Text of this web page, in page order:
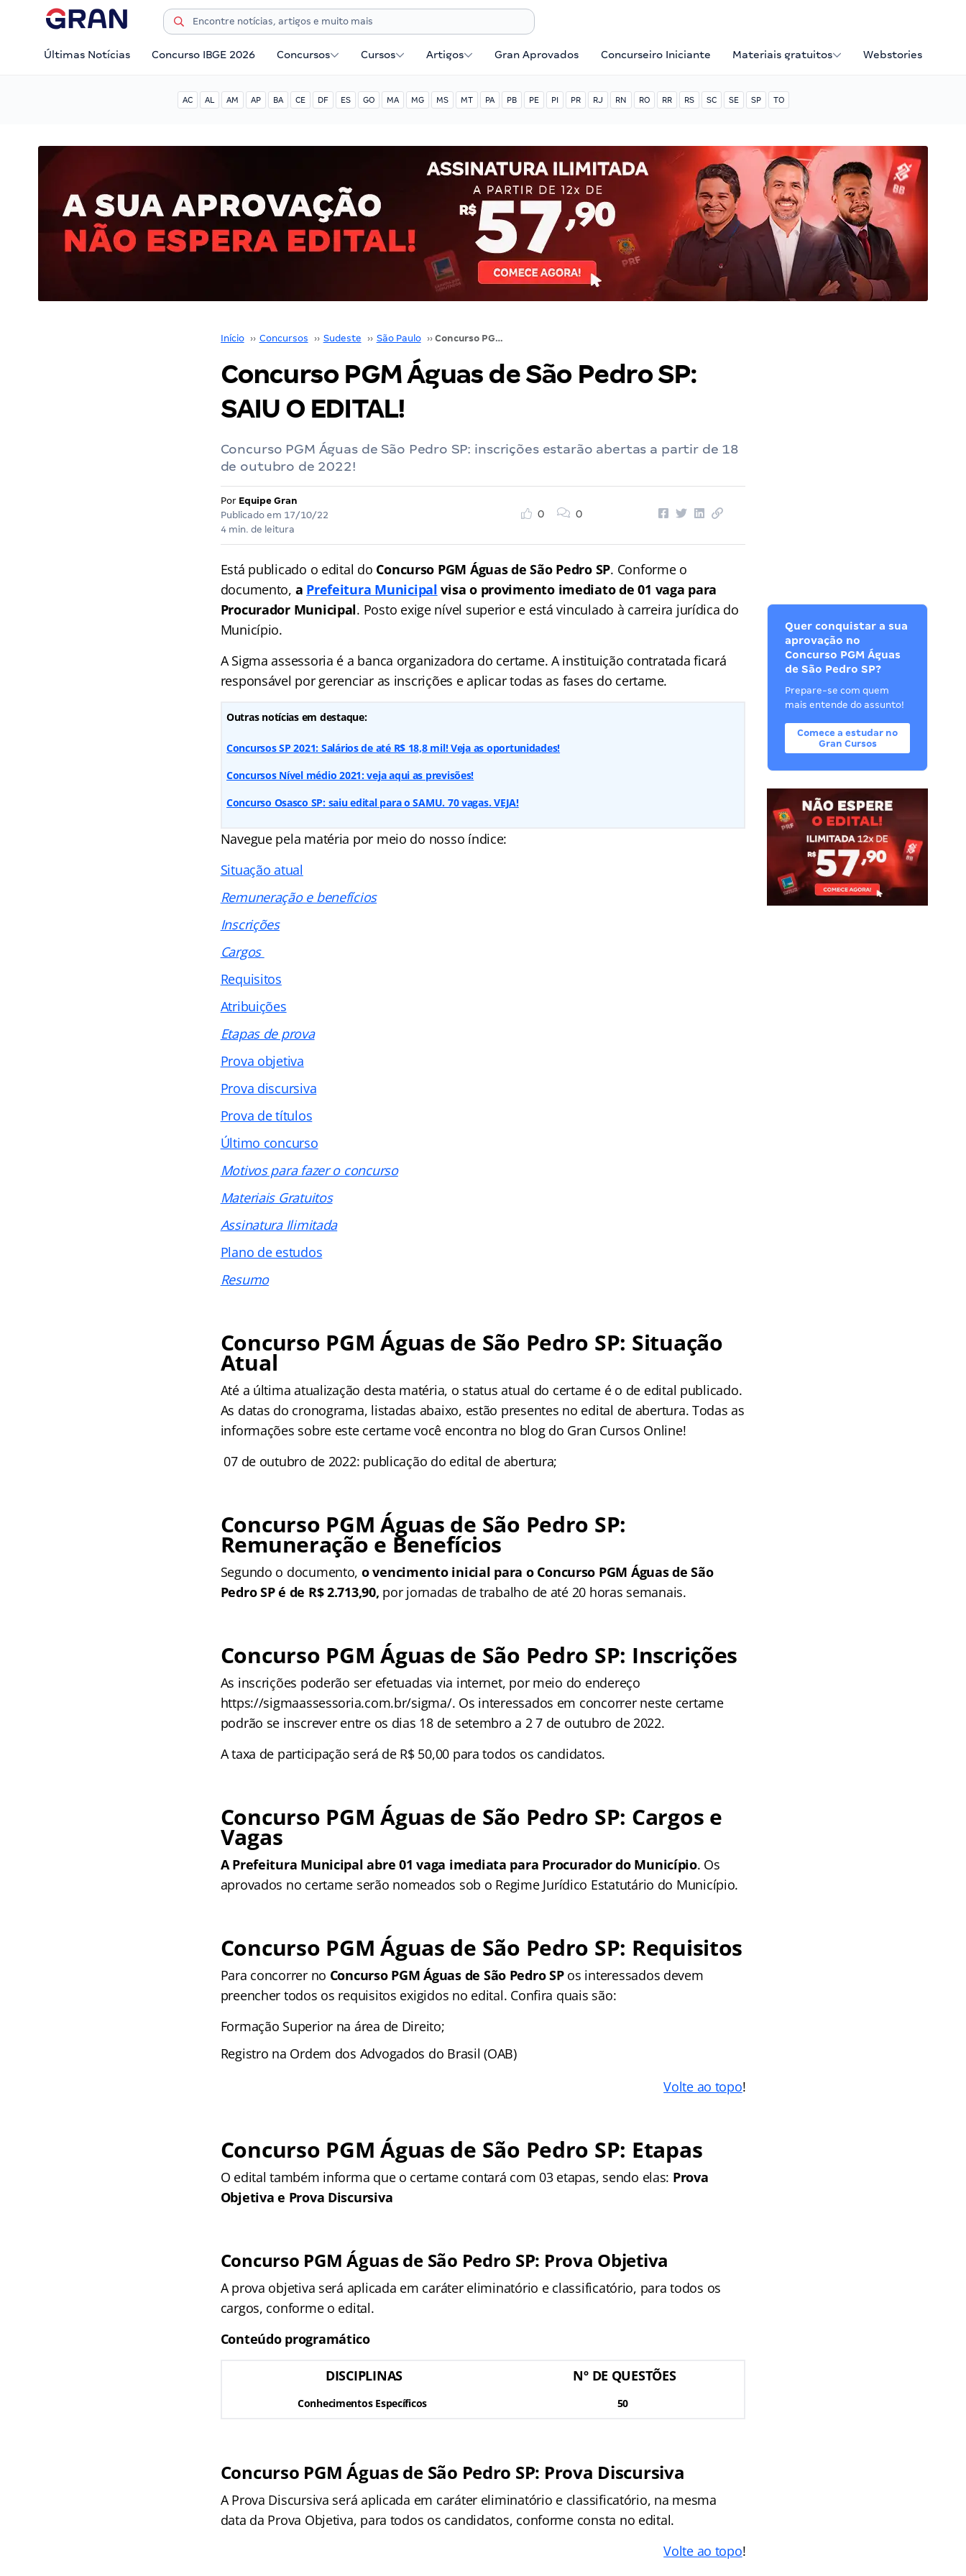
Últimas Notícias Concurso IBGE 2026 Concursos Cursos Artigos Gran Aprovados Concurseiro Iniciante Materiais gratuitos Webstories
AC AL AM AP BA CE DF ES GO MA MG MS MT PA PB PE PI PR RJ RN RO RR RS SC SE SP TO
Início ›› Concursos ›› Sudeste ›› São Paulo ›› Concurso PGM Águas de São Pedro SP: SAIU O EDITAL!
Concurso PGM Águas de São Pedro SP:
SAIU O EDITAL!
Concurso PGM Águas de São Pedro SP: inscrições estarão abertas a partir de 18
de outubro de 2022!
Por Equipe Gran
Publicado em 17/10/22
4 min. de leitura
0 0
Está publicado o edital do Concurso PGM Águas de São Pedro SP. Conforme o
documento, a Prefeitura Municipal visa o provimento imediato de 01 vaga para
Procurador Municipal. Posto exige nível superior e está vinculado à carreira jurídica do
Município.
A Sigma assessoria é a banca organizadora do certame. A instituição contratada ficará
responsável por gerenciar as inscrições e aplicar todas as fases do certame.
Outras notícias em destaque:
Concursos SP 2021: Salários de até R$ 18,8 mil! Veja as oportunidades!
Concursos Nível médio 2021: veja aqui as previsões!
Concurso Osasco SP: saiu edital para o SAMU. 70 vagas. VEJA!
Navegue pela matéria por meio do nosso índice:
Situação atual
Remuneração e benefícios
Inscrições
Cargos
Requisitos
Atribuições
Etapas de prova
Prova objetiva
Prova discursiva
Prova de títulos
Último concurso
Motivos para fazer o concurso
Materiais Gratuitos
Assinatura Ilimitada
Plano de estudos
Resumo
Concurso PGM Águas de São Pedro SP: Situação
Atual
Até a última atualização desta matéria, o status atual do certame é o de edital publicado.
As datas do cronograma, listadas abaixo, estão presentes no edital de abertura. Todas as
informações sobre este certame você encontra no blog do Gran Cursos Online!
07 de outubro de 2022: publicação do edital de abertura;
Concurso PGM Águas de São Pedro SP:
Remuneração e Benefícios
Segundo o documento, o vencimento inicial para o Concurso PGM Águas de São
Pedro SP é de R$ 2.713,90, por jornadas de trabalho de até 20 horas semanais.
Concurso PGM Águas de São Pedro SP: Inscrições
As inscrições poderão ser efetuadas via internet, por meio do endereço
https://sigmaassessoria.com.br/sigma/. Os interessados em concorrer neste certame
podrão se inscrever entre os dias 18 de setembro a 2 7 de outubro de 2022.
A taxa de participação será de R$ 50,00 para todos os candidatos.
Concurso PGM Águas de São Pedro SP: Cargos e
Vagas
A Prefeitura Municipal abre 01 vaga imediata para Procurador do Município. Os
aprovados no certame serão nomeados sob o Regime Jurídico Estatutário do Município.
Concurso PGM Águas de São Pedro SP: Requisitos
Para concorrer no Concurso PGM Águas de São Pedro SPos interessados devem
preencher todos os requisitos exigidos no edital. Confira quais são:
Formação Superior na área de Direito;
Registro na Ordem dos Advogados do Brasil (OAB)
Volte ao topo!
Concurso PGM Águas de São Pedro SP: Etapas
O edital também informa que o certame contará com 03 etapas, sendo elas: Prova
Objetiva e Prova Discursiva
Concurso PGM Águas de São Pedro SP: Prova Objetiva
A prova objetiva será aplicada em caráter eliminatório e classificatório, para todos os
cargos, conforme o edital.
Conteúdo programático
DISCIPLINAS Nº DE QUESTÕES
Conhecimentos Específicos 50
Concurso PGM Águas de São Pedro SP: Prova Discursiva
A Prova Discursiva será aplicada em caráter eliminatório e classificatório, na mesma
data da Prova Objetiva, para todos os candidatos, conforme consta no edital.
Volte ao topo!
Quer conquistar a sua
aprovação no
Concurso PGM Águas
de São Pedro SP?
Prepare-se com quem
mais entende do assunto!
Comece a estudar no
Gran Cursos